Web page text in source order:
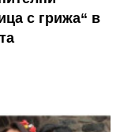
с грижа“ в